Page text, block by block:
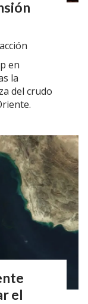
en
la
del crudo
el